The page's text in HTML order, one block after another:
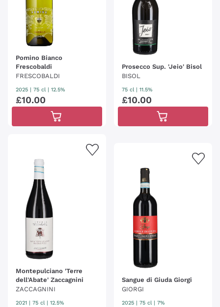
Pomino Bianco
Frescobaldi
FRESCOBALDI
2025 75 cl | 12.5%
£10.00
Prosecco Sup. 'Jeio' Bisol
BISOL
75 cl | 11.5%
£10.00
Montepulciano 'Terre
dell'Abate' Zaccagnini
ZACCAGNINI
2021 75 cl | 12.5%
Sangue di Giuda Giorgi
GIORGI
2025 75 cl | 7%